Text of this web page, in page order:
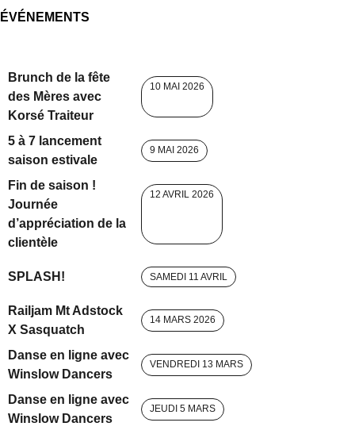
ÉVÉNEMENTS
Brunch de la fête
des Mères avec
Korsé Traiteur
10 MAI 2026
5 à 7 lancement
saison estivale
9 MAI 2026
Fin de saison !
Journée
d’appréciation de la
clientèle
12 AVRIL 2026
SPLASH! SAMEDI 11 AVRIL
Railjam Mt Adstock
X Sasquatch
14 MARS 2026
Danse en ligne avec
Winslow Dancers
VENDREDI 13 MARS
Danse en ligne avec
Winslow Dancers
JEUDI 5 MARS